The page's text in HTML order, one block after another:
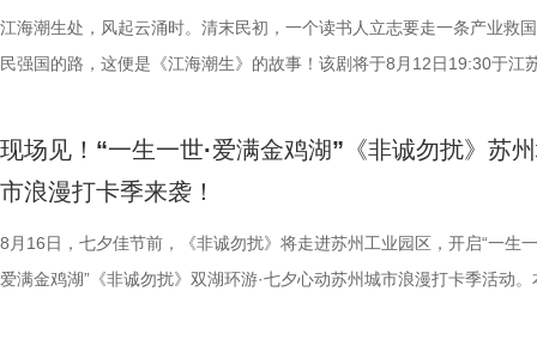
江海潮生处，风起云涌时。清末民初，一个读书人立志要走一条产业救
民强国的路，这便是《江海潮生》的故事！该剧将于8月12日19:30于江
材文艺创作资助项目、 江苏省广播电视局精品扶持项目，《江海潮生》
份有限公司、中共南通市委宣传部共同出品，王鸥、杨立新、何冰、郝
衔主演（按姓氏笔画排序），打破传统历史叙事模式，精彩再现张謇波
的人生历程，引领观众在百年时光对望中，感受“士负国家之责”的爱国情
现场见！“一生一世·爱满金鸡湖”《非诚勿扰》苏
市浪漫打卡季来袭！
8月16日，七夕佳节前，《非诚勿扰》将走进苏州工业园区，开启“一生
爱满金鸡湖”《非诚勿扰》双湖环游·七夕心动苏州城市浪漫打卡季活动。